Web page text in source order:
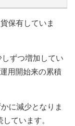
保有していま
ずつ増加してい
用開始来の累積
に減少となりま
ています。